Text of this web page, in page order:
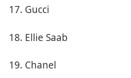
Gucci
Ellie Saab
Chanel